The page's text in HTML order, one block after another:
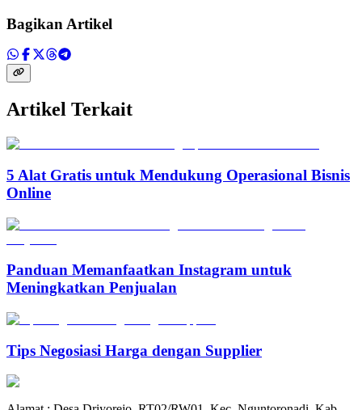
Bagikan Artikel
Artikel Terkait
5 Alat Gratis untuk Mendukung Operasional Bisnis
Online
Panduan Memanfaatkan Instagram untuk
Meningkatkan Penjualan
Tips Negosiasi Harga dengan Supplier